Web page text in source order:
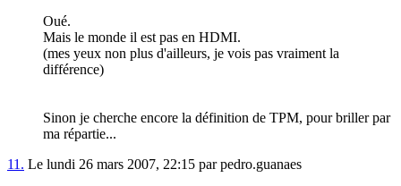
Oué.
Mais le monde il est pas en HDMI.
(mes yeux non plus d'ailleurs, je vois pas vraiment la
différence)
Sinon je cherche encore la définition de TPM, pour briller par
ma répartie...
11. Le lundi 26 mars 2007, 22:15 par pedro.guanaes